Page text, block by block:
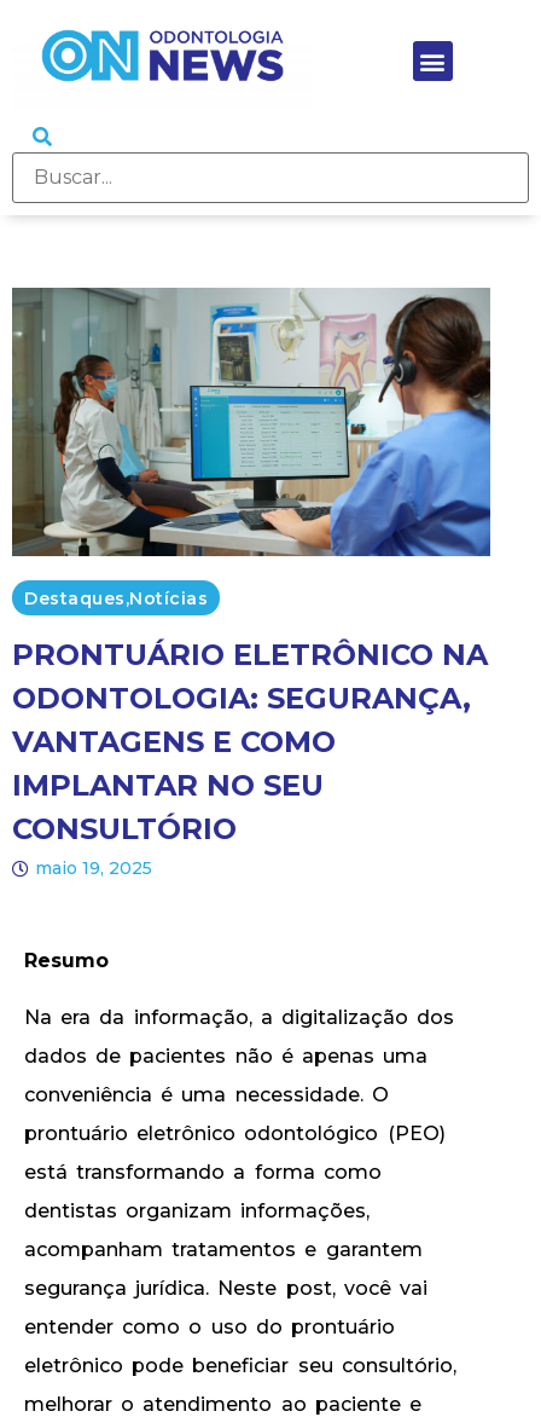
Destaques,Notícias
PRONTUÁRIO ELETRÔNICO NA
ODONTOLOGIA: SEGURANÇA,
VANTAGENS E COMO
IMPLANTAR NO SEU
CONSULTÓRIO
maio 19, 2025
Resumo
Na era da informação, a digitalização dos
dados de pacientes não é apenas uma
conveniência é uma necessidade. O
prontuário eletrônico odontológico (PEO)
está transformando a forma como
dentistas organizam informações,
acompanham tratamentos e garantem
segurança jurídica. Neste post, você vai
entender como o uso do prontuário
eletrônico pode beneficiar seu consultório,
melhorar o atendimento ao paciente e